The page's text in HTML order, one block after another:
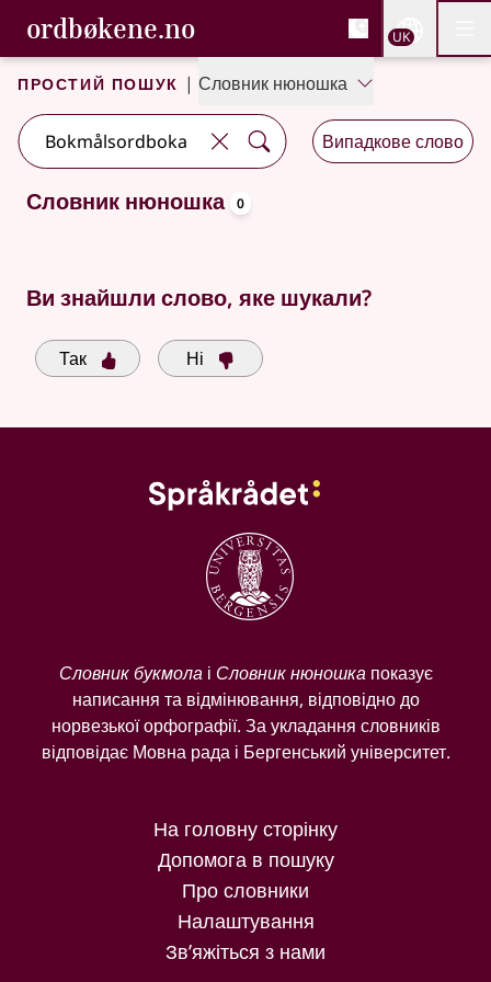
Перейти до основного вмісту
Доступність
ordbøkene.no, Cловник букмола та
Cловник букмола та Словник нюношка
UK
Простий пошук |Словник нюношка
Випадкове слово
Доступні пропозиції пошуку
Словник нюношка 0
Ви знайшли слово, яке шукали?
Так Ні
Словник букмолаі Словник нюношкапоказує
написання та відмінювання, відповідно до
норвезької орфографії. За укладання словників
відповідає Мовна рада і Бергенський університет.
На головну сторінку
Допомога в пошуку
Про словники
Налаштування
Зв’яжіться з нами